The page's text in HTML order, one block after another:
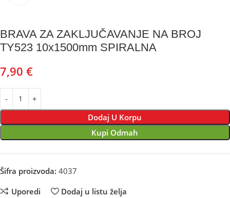
BRAVA ZA ZAKLJUČAVANJE NA BROJ
TY523 10x1500mm SPIRALNA
7,90 €
Dodaj U Korpu
Kupi Odmah
Šifra proizvoda: 4037
Uporedi Dodaj u listu želja